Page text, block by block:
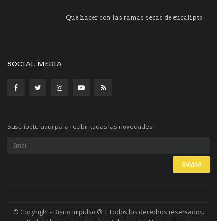
Qué hacer con las ramas secas de eucalipto
SOCIAL MEDIA
Suscríbete aquí para recibir todas las novedades
© Copyright - Diario Impulso ® | Todos los derechos reservados.